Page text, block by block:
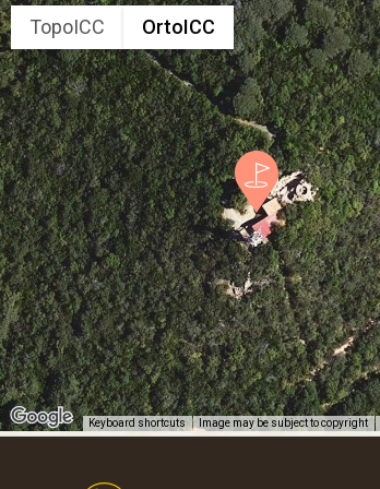
TopoICC OrtoICC
Keyboard shortcuts Image may be subject to copyright